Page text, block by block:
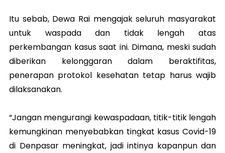
Itu sebab, Dewa Rai mengajak seluruh masyarakat
untuk waspada dan tidak lengah atas
perkembangan kasus saat ini. Dimana, meski sudah
diberikan kelonggaran dalam beraktifitas,
penerapan protokol kesehatan tetap harus wajib
dilaksanakan.
“Jangan mengurangi kewaspadaan, titik-titik lengah
kemungkinan menyebabkan tingkat kasus Covid-19
di Denpasar meningkat, jadi intinya kapanpun dan